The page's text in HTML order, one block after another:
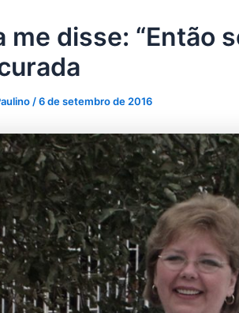
me disse: “Então
/6 de setembro de 2016